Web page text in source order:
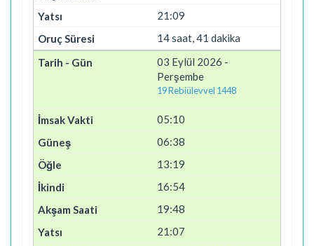
21:09
14 saat, 41 dakika
03 Eylül 2026 -
Perşembe
19 Rebiülevvel 1448
05:10
06:38
13:19
16:54
19:48
21:07